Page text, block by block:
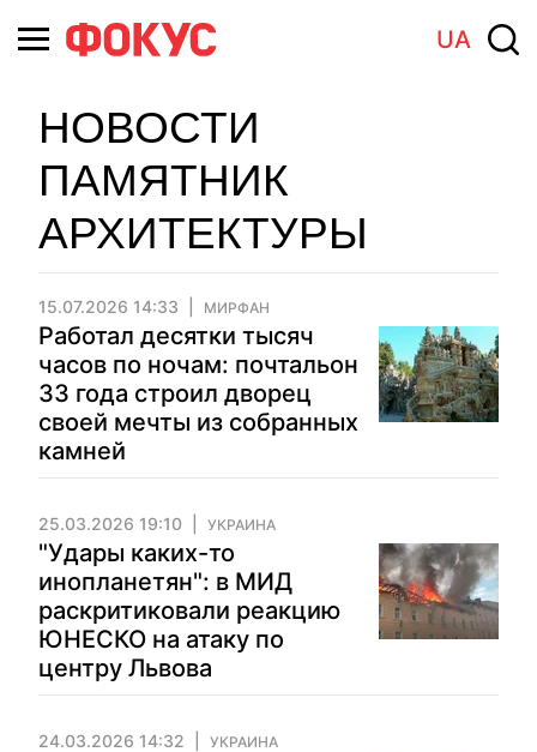
UA
НОВОСТИ
ПАМЯТНИК
АРХИТЕКТУРЫ
15.07.2026 14:33 МИРФАН
Работал десятки тысяч
часов по ночам: почтальон
33 года строил дворец
своей мечты из собранных
камней
25.03.2026 19:10 УКРАИНА
"Удары каких-то
инопланетян": в МИД
раскритиковали реакцию
ЮНЕСКО на атаку по
центру Львова
24.03.2026 14:32 УКРАИНА